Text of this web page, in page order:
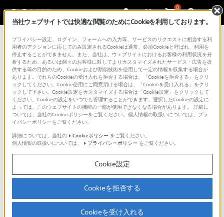
0
総合サポート・お問い合わせ ブルーレイディスクプレーヤー／レコーダー
BDZ-FBT4000
当社ウェブサイトでは快適な閲覧のためにCookieを利用しております。
プライバシー設定、ログイン、フォームへの入力等、サービスのリクエストに相当する利
用者のアクションに応じてのみ設定されるCookieは通常、必須Cookieと呼ばれ、利用を
停止することができません。また、当社は、ウェブサイトにおけるお客様の利用状況を分
析するため、あるいは個々のお客様に対してよりカスタマイズされたサービス・広告を提
供する等の目的のため、Cookieおよび類似技術を使用して一定の情報を収集する場合が
あります。それらのCookieの受け入れを拒否する場合は、「Cookieを拒否する」をクリ
ックしてください。Cookie使用にご同意頂ける場合は、「Cookieを受け入れる」をクリ
ックして下さい。Cookie設定をカスタマイズする場合は「Cookie設定」をクリックして
ください。Cookieの設定をいつでも管理することができます。選択したCookieの設定に
よっては、このウェブサイトの機能の一部が使用できなくなる場合があります。 詳細に
ついては、当社のCookieポリシーをご覧ください。個人情報の取扱いについては、プラ
イバシーポリシーをご覧ください。
詳細については、当社の
Cookieポリシー をご覧ください。
個人情報の取扱いについては、
プライバシーポリシー をご覧ください。
Cookie設定
Cookieを拒否する
Cookieを受け入れる